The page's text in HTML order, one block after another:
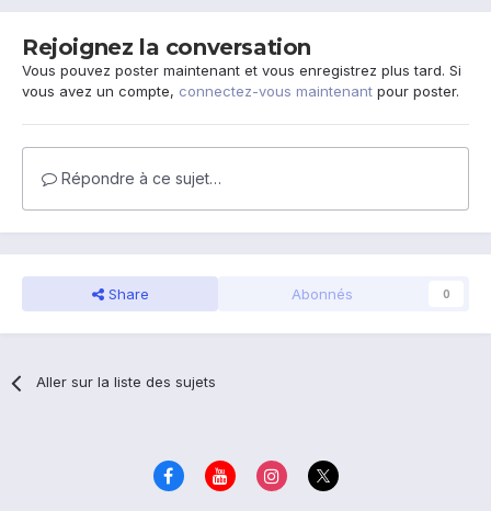
Rejoignez la conversation
Vous pouvez poster maintenant et vous enregistrez plus tard. Si
vous avez un compte, connectez-vous maintenant pour poster.
Répondre à ce sujet…
Share Abonnés 0
Aller sur la liste des sujets